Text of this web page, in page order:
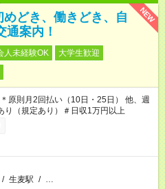
NEW
めどき、働きどき、自
通案内！
人未経験OK
大学生歓迎
原則月2回払い（10日・25日） 他、週
り（規定あり）＃日収1万円以上
/ 生麦駅 / …